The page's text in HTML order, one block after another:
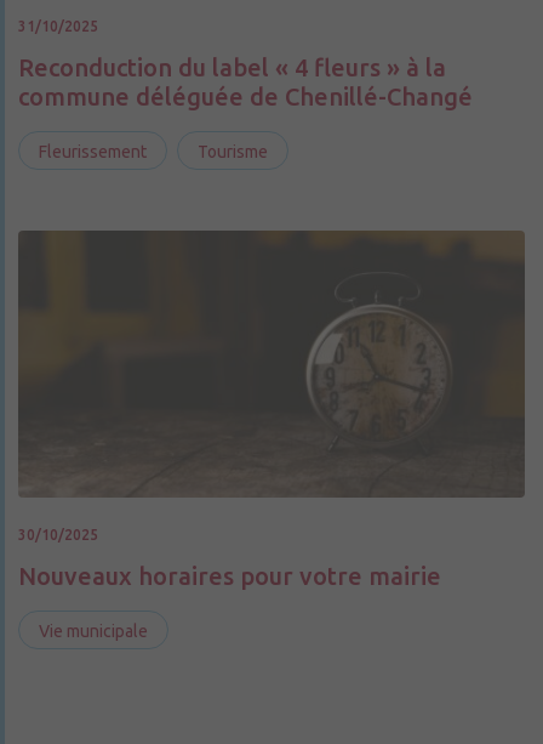
31/10/2025
Reconduction du label « 4 fleurs » à la
commune déléguée de Chenillé-Changé
Fleurissement Tourisme
30/10/2025
Nouveaux horaires pour votre mairie
Vie municipale